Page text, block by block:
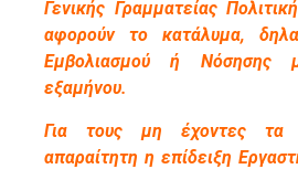
Γενικής Γραμματείας
αφορούν το κατάλυμα,
Εμβολιασμού ή Νόσησης
εξαμήνου.
Για τους μη έχοντες τα
απαραίτητη η επίδειξη